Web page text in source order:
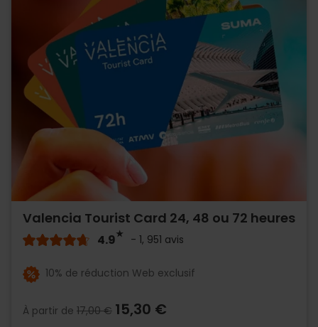
Valencia Tourist Card 24, 48 ou 72 heures
4.9 - 1, 951 avis
10% de réduction Web exclusif
À partir de 17,00 € 15,30 €